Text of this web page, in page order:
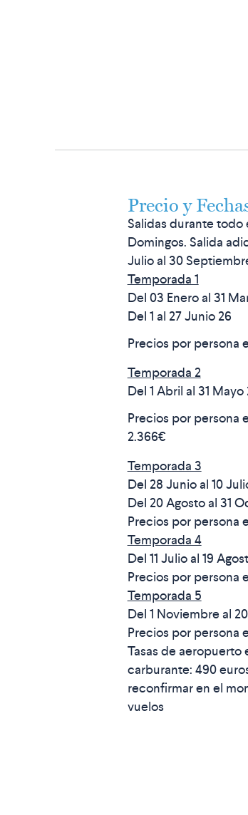
Precio y
Salidas durante todo
Domingos. Salida
Julio al 30
Temporada 1
Del 03 Enero al 31
Del 1 al 27 Junio 26
Precios por persona
Temporada 2
Del 1 Abril al 31 Mayo
Precios por persona
2.366€
Temporada 3
Del 28 Junio al 10
Del 20 Agosto al 31
Precios por persona
Temporada 4
Del 11 Julio al 19
Precios por persona
Temporada 5
Del 1 Noviembre al
Precios por persona
Tasas de
carburante: 490
reconfirmar en el
vuelos